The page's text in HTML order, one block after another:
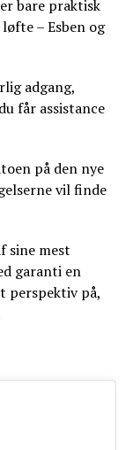
bare praktisk
– Esben og
adgang,
får assistance
på den nye
vil finde
sine mest
garanti en
perspektiv på,